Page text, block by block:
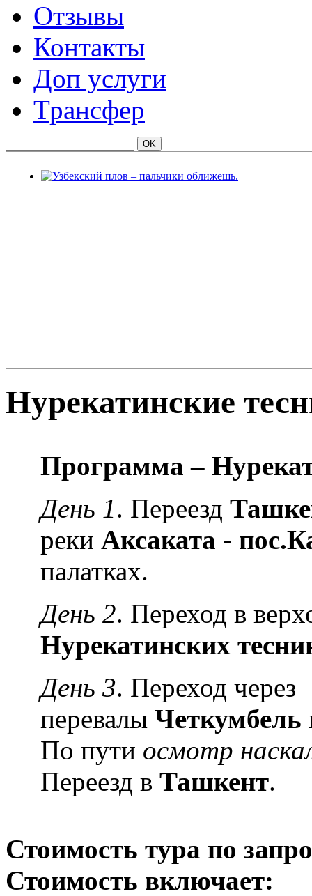
Отзывы
Контакты
Доп услуги
Трансфер
Нурекатинские
Программа –
День 1. Переезд
реки Аксаката -
палатках.
День 2. Переход в
Нурекатинских
День 3. Переход через
перевалы Четкумбель
По пути осмотр
Переезд в Ташкент.
Стоимость тура по
Стоимость включает: